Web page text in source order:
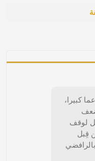
كبيرا،
لوقف
قِبل